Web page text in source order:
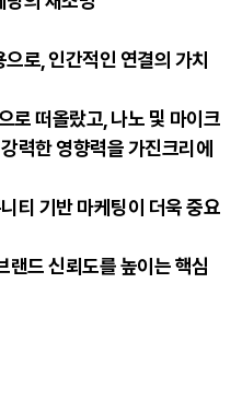
로, 인간적인 연결의 가치
로 떠올랐고, 나노 및 마이크
력한 영향력을 가진크리에
티 기반 마케팅이 더욱 중요
드 신뢰도를 높이는 핵심